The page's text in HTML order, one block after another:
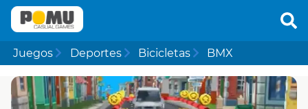
Juegos Deportes Bicicletas BMX